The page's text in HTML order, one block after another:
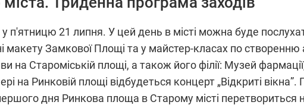
у п'ятницю 21 липня. У цей день в місті можна буде
макету Замкової Площі та у майстер-класах по
Староміській площі, а також його філії: Музей
на Ринковій площі відбудеться концерт „Відкриті вікна”.
дня Ринкова площа в Старому місті перетвориться